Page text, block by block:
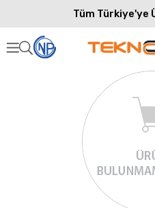
Tüm Türkiye'ye